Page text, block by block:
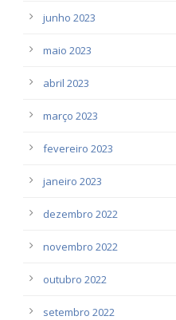
junho 2023
maio 2023
abril 2023
março 2023
fevereiro 2023
janeiro 2023
dezembro 2022
novembro 2022
outubro 2022
setembro 2022